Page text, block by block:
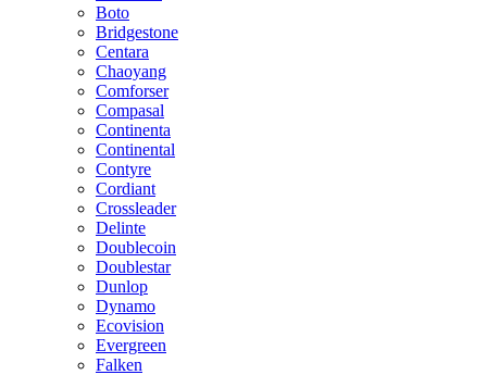
Boto
Bridgestone
Centara
Chaoyang
Comforser
Compasal
Continenta
Continental
Contyre
Cordiant
Crossleader
Delinte
Doublecoin
Doublestar
Dunlop
Dynamo
Ecovision
Evergreen
Falken